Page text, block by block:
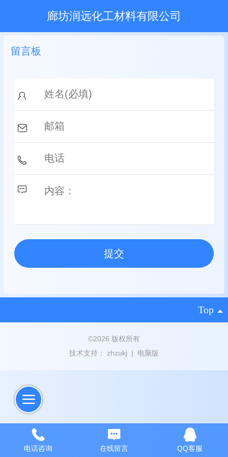
廊坊润远化工材料有限公司
留言板
Top
©2026 版权所有
技术支持： zhzukj | 电脑版
电话咨询 在线留言 QQ客服